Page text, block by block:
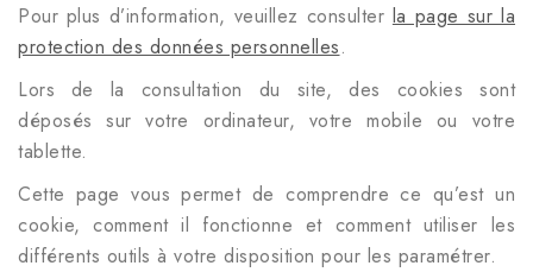
Pour plus d’information, veuillez consulter la page sur la
protection des données personnelles.
Lors de la consultation du site, des cookies sont
déposés sur votre ordinateur, votre mobile ou votre
tablette.
Cette page vous permet de comprendre ce qu’est un
cookie, comment il fonctionne et comment utiliser les
différents outils à votre disposition pour les paramétrer.